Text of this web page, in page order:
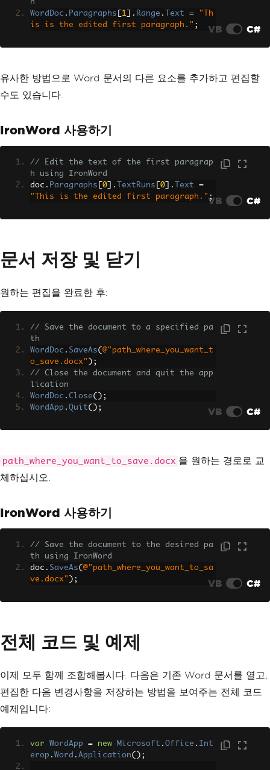
h
WordDoc . Paragraphs 1 ]. Range . Text =
"Th
is is the edited first paragraph." ; VB C#
유사한 방법으로 Word 문서의 다른 요소를 추가하고 편집할
수도 있습니다.
IronWord 사용하기
// Edit the text of the first paragrap
h using IronWord
doc . Paragraphs 0 ]. TextRuns 0 ]. Text
=
"This is the edited first paragraph.";
VB C#
문서 저장 및 닫기
원하는 편집을 완료한 후:
// Save the document to a specified pa
th
WordDoc . SaveAs( @"path_where_you_want_t
o_save.docx" );
// Close the document and quit the app
lication
WordDoc . Close();
WordApp . Quit(); VB C#
path_where_you_want_to_save.docx 을 원하는 경로로 교
체하십시오.
IronWord 사용하기
// Save the document to the desired pa
th using IronWord
doc . SaveAs( @"path_where_you_want_to_sa
ve.docx" ); VB C#
전체 코드 및 예제
이제 모두 함께 조합해봅시다. 다음은 기존 Word 문서를 열고,
편집한 다음 변경사항을 저장하는 방법을 보여주는 전체 코드
예제입니다:
var WordApp = new Microsoft . Office . Int
erop . Word . Application();